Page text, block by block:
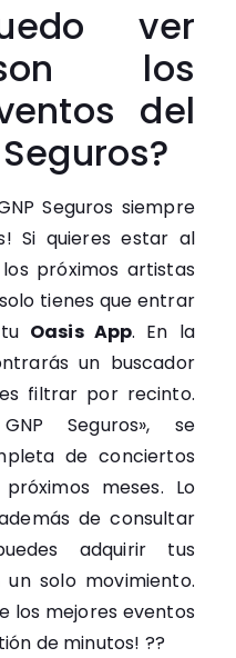
ver
los
del
Seguros siempre
Si quieres estar al
próximos artistas
tienes que entrar
Oasis App. En la
un buscador
filtrar por recinto.
Seguros», se
de conciertos
meses. Lo
de consultar
adquirir tus
solo movimiento.
los mejores eventos
de minutos! ??